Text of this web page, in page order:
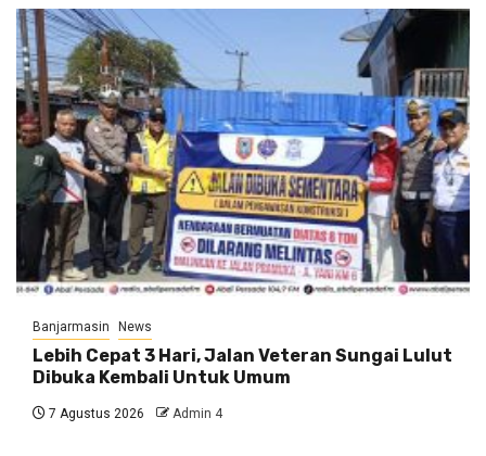
Banjarmasin News
Lebih Cepat 3 Hari, Jalan Veteran Sungai Lulut
Dibuka Kembali Untuk Umum
7 Agustus 2026 Admin 4